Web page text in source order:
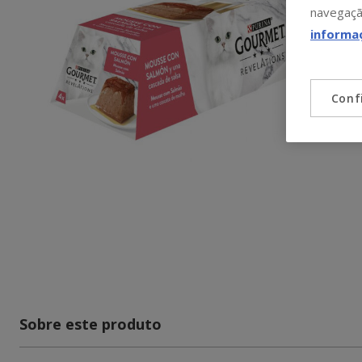
Sobre este produto